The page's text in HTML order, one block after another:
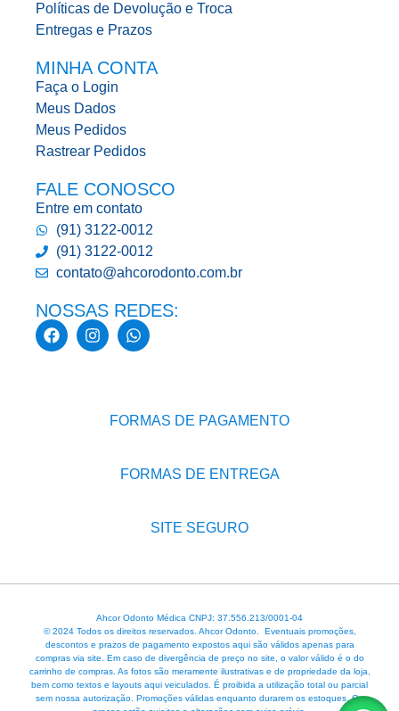
Políticas de Devolução e Troca
Entregas e Prazos
MINHA CONTA
Faça o Login
Meus Dados
Meus Pedidos
Rastrear Pedidos
FALE CONOSCO
Entre em contato
(91) 3122-0012
(91) 3122-0012
contato@ahcorodonto.com.br
NOSSAS REDES:
FORMAS DE PAGAMENTO
FORMAS DE ENTREGA
SITE SEGURO
Ahcor Odonto Médica CNPJ: 37.556.213/0001-04
© 2024 Todos os direitos reservados. Ahcor Odonto. Eventuais promoções,
descontos e prazos de pagamento expostos aqui são válidos apenas para
compras via site. Em caso de divergência de preço no site, o valor válido é o do
carrinho de compras. As fotos são meramente ilustrativas e de propriedade da loja,
bem como textos e layouts aqui veiculados. É proibida a utilização total ou parcial
sem nossa autorização. Promoções válidas enquanto durarem os estoques. Os